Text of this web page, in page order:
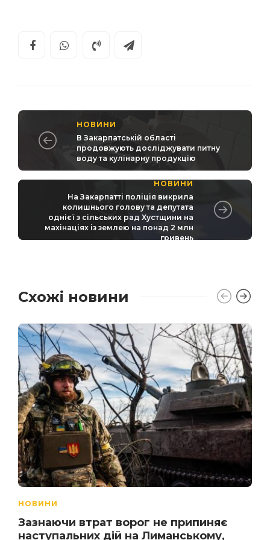
НОВИНИ
В Закарпатській області
продовжують досліджувати питну
воду та кулінарну продукцію
НОВИНИ
На Закарпатті поліція викрила
колишнього голову та депутата
однієї з сільських рад Хустщини на
махінаціях із землею на понад 2 млн
гривень
Схожі новини
НОВИНИ
Зазнаючи втрат ворог не припиняє
наступальних дій на Лиманському,